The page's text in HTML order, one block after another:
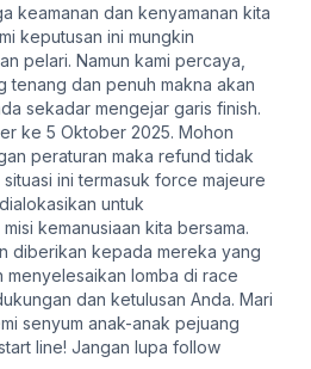
keamanan dan kenyamanan kita
keputusan ini mungkin
pelari. Namun kami percaya,
tenang dan penuh makna akan
sekadar mengejar garis finish.
ke 5 Oktober 2025. Mohon
peraturan maka refund tidak
ini termasuk force majeure
untuk
kemanusiaan kita bersama.
diberikan kepada mereka yang
lomba di race
dan ketulusan Anda. Mari
senyum anak-anak pejuang
line! Jangan lupa follow